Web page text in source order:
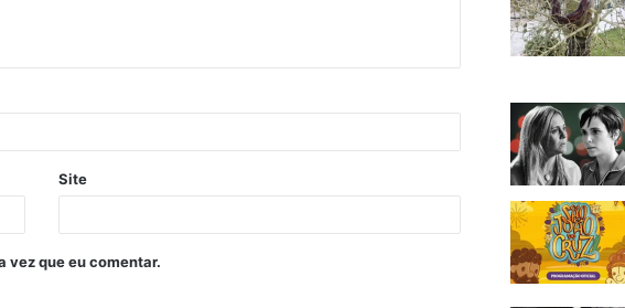
Site
vez que eu comentar.